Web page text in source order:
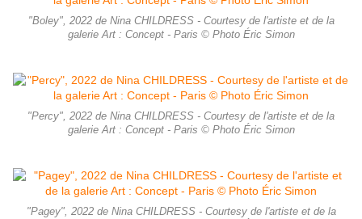
"Boley", 2022 de Nina CHILDRESS - Courtesy de l'artiste et de la
galerie Art : Concept - Paris © Photo Éric Simon
"Percy", 2022 de Nina CHILDRESS - Courtesy de l'artiste et de la
galerie Art : Concept - Paris © Photo Éric Simon
"Pagey", 2022 de Nina CHILDRESS - Courtesy de l'artiste et de la